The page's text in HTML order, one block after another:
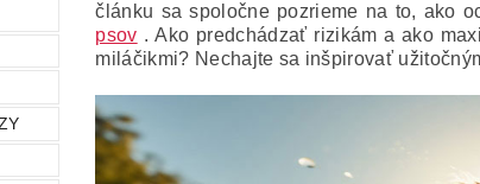
článku sa spoločne pozrieme na to, ako
psov . Ako predchádzať rizikám a ako
miláčikmi? Nechajte sa inšpirovať